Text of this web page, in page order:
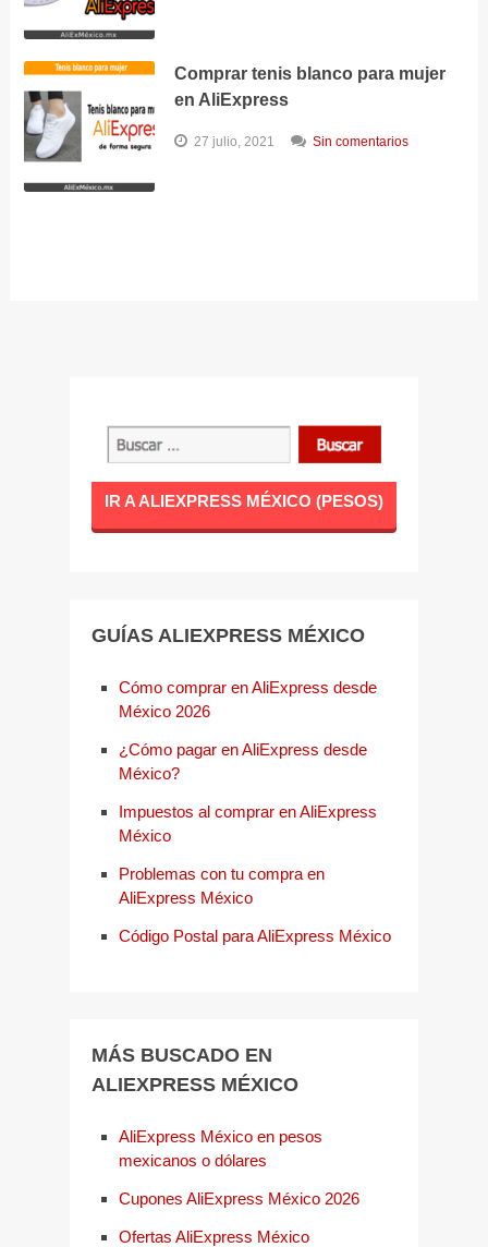
Comprar tenis blanco para mujer
en AliExpress
27 julio, 2021 Sin comentarios
IR A ALIEXPRESS MÉXICO (PESOS)
GUÍAS ALIEXPRESS MÉXICO
Cómo comprar en AliExpress desde
México 2026
¿Cómo pagar en AliExpress desde
México?
Impuestos al comprar en AliExpress
México
Problemas con tu compra en
AliExpress México
Código Postal para AliExpress México
MÁS BUSCADO EN
ALIEXPRESS MÉXICO
AliExpress México en pesos
mexicanos o dólares
Cupones AliExpress México 2026
Ofertas AliExpress México